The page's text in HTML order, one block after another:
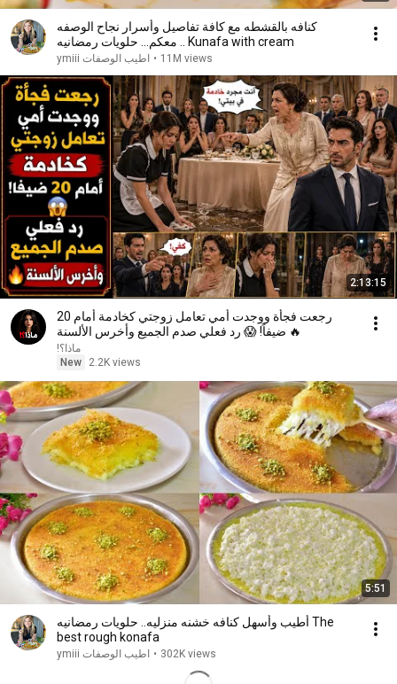
كنافه بالقشطه مع كافة تفاصيل وأسرار نجاح الوصفه
معكم... حلويات رمضانيه .. Kunafa with cream
اطيب الوصفات ymiii • 11M views
2:13:15
رجعت فجأة ووجدت أمي تعامل زوجتي كخادمة أمام 20
ضيفاً! 😱 رد فعلي صدم الجميع وأخرس الألسنة 🔥
ماذا؟!
New
2.2K views
5:51
أطيب وأسهل كنافه خشنه منزليه.. حلويات رمضانيه The
best rough konafa
اطيب الوصفات ymiii • 302K views